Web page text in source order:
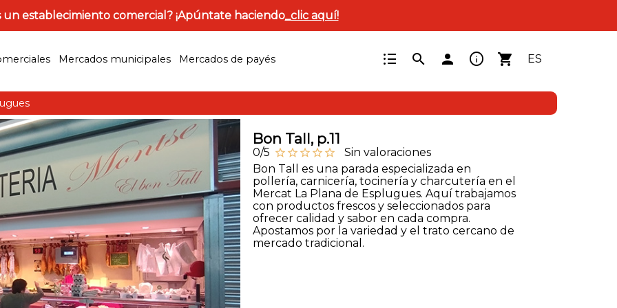
un establecimiento comercial? ¡Apúntate haciendo_clic aquí!
Mercados municipales Mercados de payés format_list_bulleted search person info shopping_cart ES
Bon Tall, p.11
0/5 star_outline star_outline star_outline star_outline star_outline
Sin valoraciones
Bon Tall es una parada especializada en
pollería, carnicería, tocinería y charcutería en el
Mercat La Plana de Esplugues. Aquí trabajamos
con productos frescos y seleccionados para
ofrecer calidad y sabor en cada compra.
Apostamos por la variedad y el trato cercano de
mercado tradicional.